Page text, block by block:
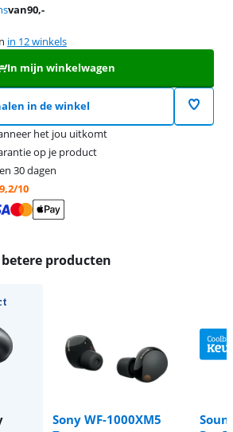
van90,-
in 12 winkels
In mijn winkelwagen
in de winkel
het jou uitkomt
op je product
30 dagen
9,2/10
producten
Sony WF-1000XM5